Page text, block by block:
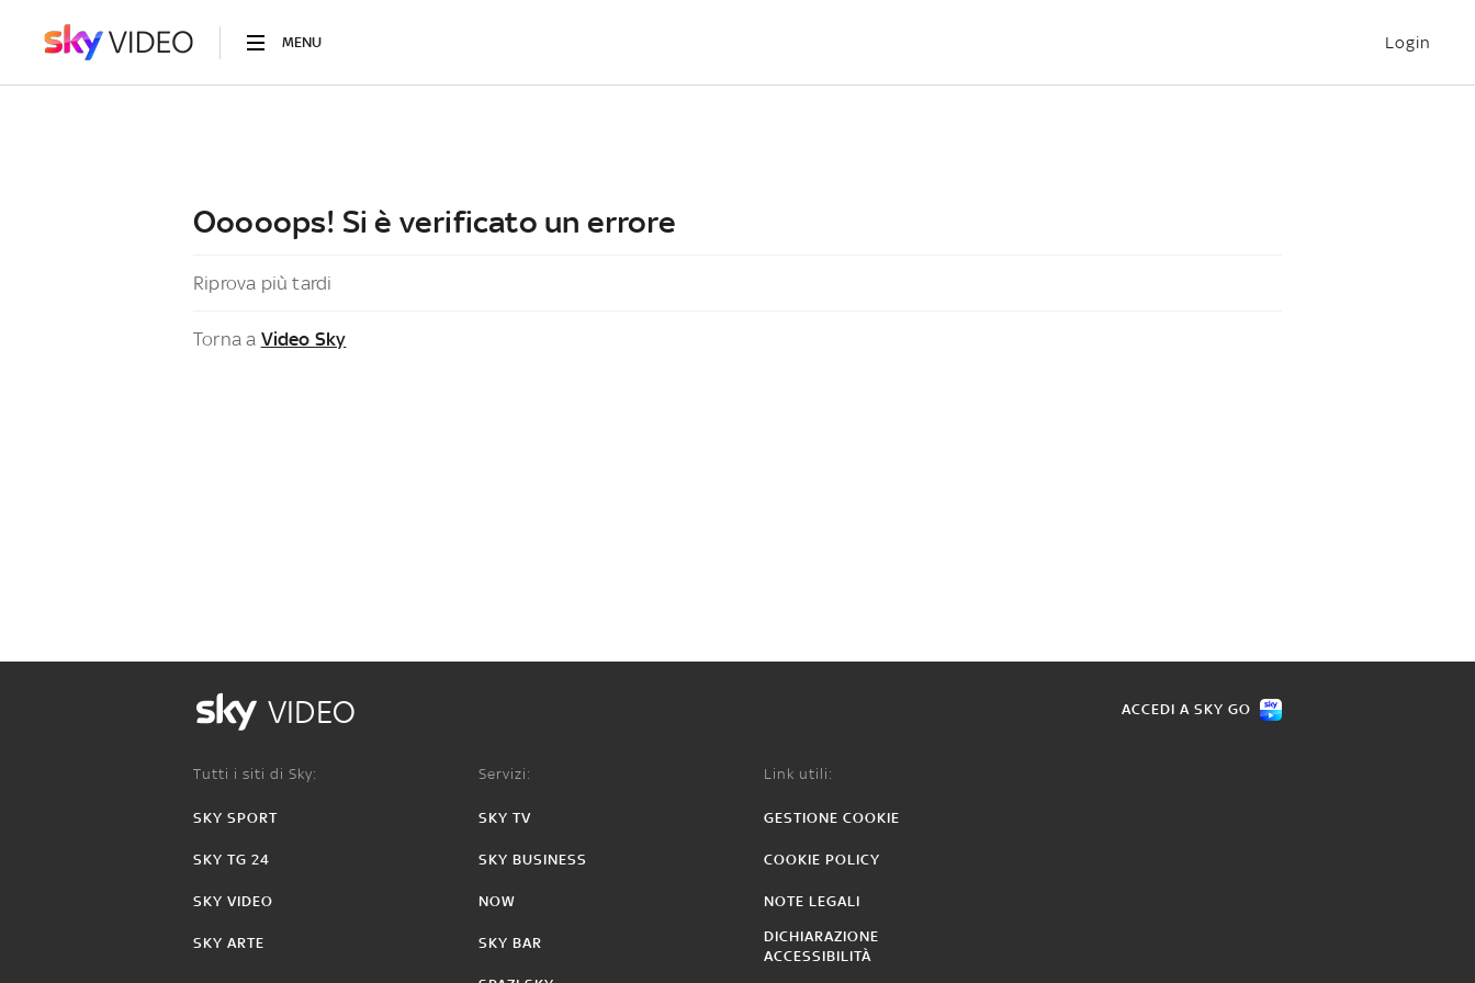
MENU Login
Ooooops! Si è verificato un errore
Riprova più tardi
Torna a Video Sky
VIDEO ACCEDI A SKY GO
Tutti i siti di Sky:
SKY SPORT
SKY TG 24
SKY VIDEO
SKY ARTE
Servizi:
SKY TV
SKY BUSINESS
NOW
SKY BAR
Link utili:
GESTIONE COOKIE
COOKIE POLICY
NOTE LEGALI
DICHIARAZIONE
ACCESSIBILITÀ